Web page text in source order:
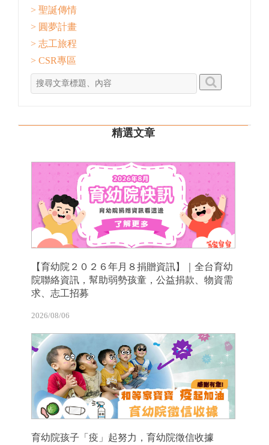
> 聖誕傳情
> 圓夢計畫
> 志工旅程
> CSR專區
精選文章
【育幼院２０２６年月８捐贈資訊】｜全台育幼
院聯絡資訊，幫助弱勢孩童，公益捐款、物資需
求、志工招募
2026/08/06
育幼院孩子「疫」起努力，育幼院徵信收據